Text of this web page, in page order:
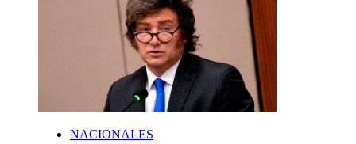
NACIONALES